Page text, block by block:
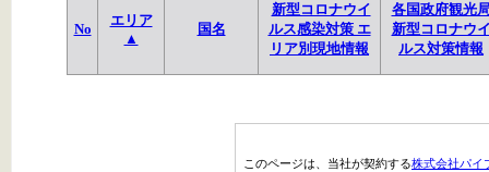
No
エリア
▲
国名
新型コロナウイ
ルス感染対策 エ
リア別現地情報
各国政府観光
新型コロナウ
ルス対策情報
このページは、当社が契約する株式会社パイ